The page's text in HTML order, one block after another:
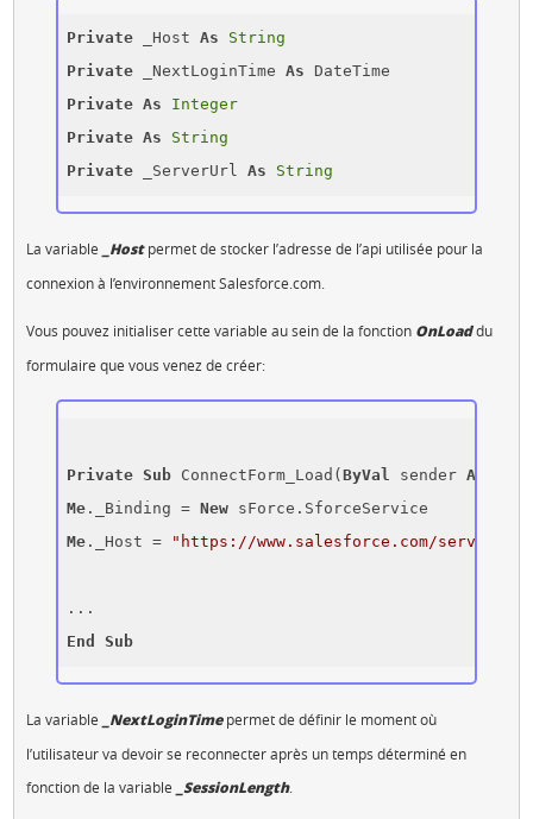
Private _Host As
String
Private _NextLoginTime As
Private As
Integer
Private As
String
Private _ServerUrl As String
La variable _Hostpermet de stocker l’adresse de l’api utilisée pour la
connexion à l’environnement Salesforce.com.
Vous pouvez initialiser cette variable au sein de la fonction OnLoaddu
formulaire que vous venez de créer:
Private Sub ConnectForm_Load( ByVal sender As
Me._Binding = New
Me._Host = "https://www.salesforce.com/services/
End
Sub
La variable _NextLoginTimepermet de définir le moment où
l’utilisateur va devoir se reconnecter après un temps déterminé en
fonction de la variable
_SessionLength.